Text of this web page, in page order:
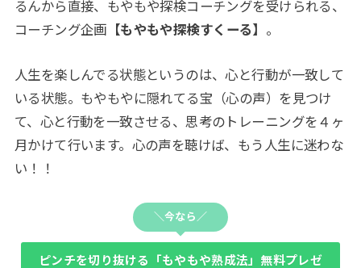
るんから直接、もやもや探検コーチングを受けられる、
コーチング企画 【もやもや探検すくーる】 。
人生を楽しんでる状態というのは、心と行動が一致して
いる状態。もやもやに隠れてる宝（心の声）を見つけ
て、心と行動を一致させる、思考のトレーニングを４ヶ
月かけて行います。心の声を聴けば、もう人生に迷わな
い！！
＼今なら／
ピンチを切り抜ける「もやもや熟成法」無料プレゼ